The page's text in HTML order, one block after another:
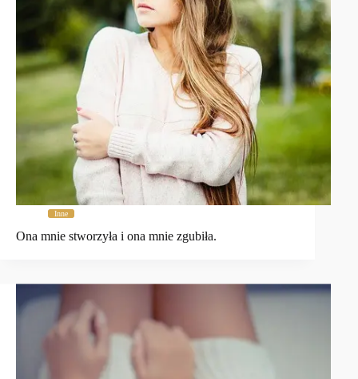
Inne
Ona mnie stworzyła i ona mnie zgubiła.